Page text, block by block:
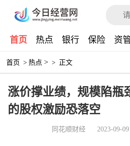
首页 热点 银行 保险 资
首页 > 热点 > > 正文
涨价撑业绩，规模陷瓶
的股权激励恐落空
同花顺财经 2023-09-